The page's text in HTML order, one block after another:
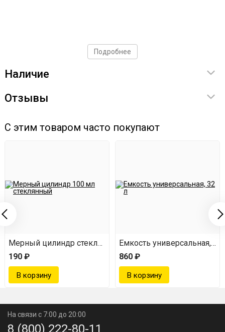
Подробнее
Наличие
Отзывы
С этим товаром часто покупают
Мерный цилиндр стеклянный, 100 мл
190 ₽
Емкость универсальная, 32
860 ₽
На связи с 7:00 до 20:00
8 (800) 222-80-11